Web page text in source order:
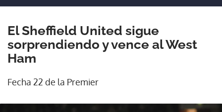
El Sheffield United sigue
sorprendiendo y vence al West
Ham
Fecha 22 de la Premier